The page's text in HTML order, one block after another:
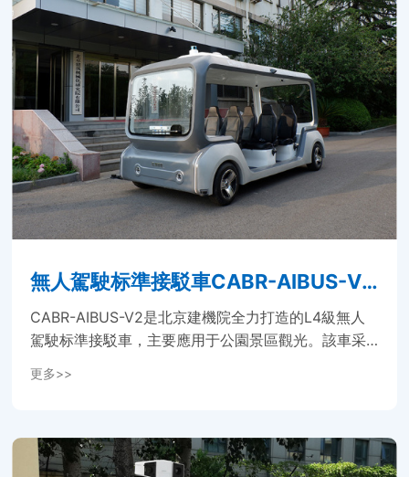
無人駕駛标準接駁車CABR-AIBUS-V
2...
CABR-AIBUS-V2是北京建機院全力打造的L4級無人
駕駛标準接駁車，主要應用于公園景區觀光。該車采
級定位，同時車身配置的16線激光雷達和攝像頭組使
裏，能荷...
更多>>